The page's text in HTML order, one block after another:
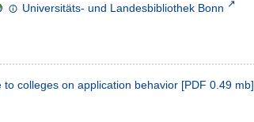
Universitäts- und Landesbibliothek Bonn
to colleges on application behavior [PDF 0.49 mb]